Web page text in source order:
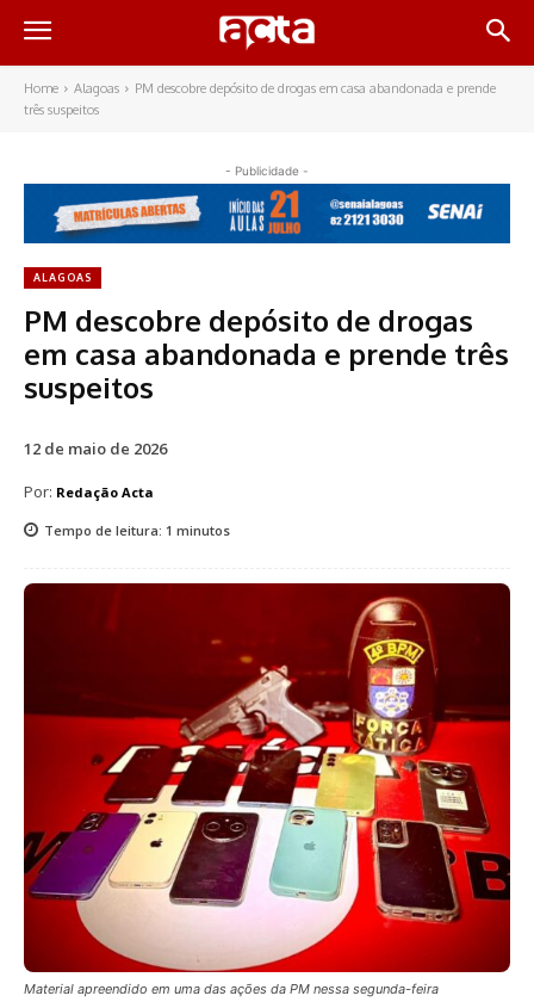
Home Alagoas
PM descobre depósito de drogas em casa abandonada e prende
três suspeitos
- Publicidade -
ALAGOAS
PM descobre depósito de drogas
em casa abandonada e prende três
suspeitos
12 de maio de 2026
Por: Redação Acta
Tempo de leitura: 1 minutos
Material apreendido em uma das ações da PM nessa segunda-feira